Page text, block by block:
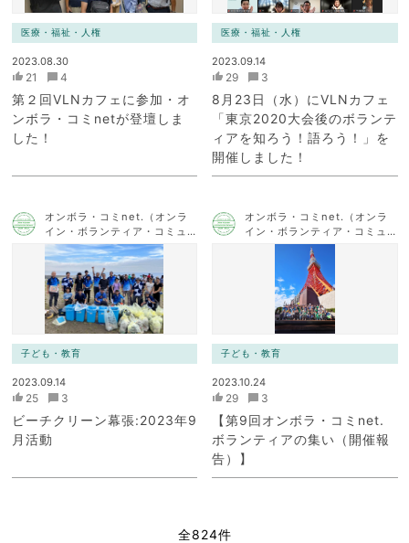
医療・福祉・人権
2023.08.30
21 4
第２回VLNカフェに参加・オ
ンボラ・コミnetが登壇しま
した！
医療・福祉・人権
2023.09.14
29 3
8月23日（水）にVLNカフェ
「東京2020大会後のボランテ
ィアを知ろう！語ろう！」を
開催しました！
オンボラ・コミnet.（オンラ
イン・ボランティア・コミュ
ニケーション・ネットワー
ク）
子ども・教育
2023.09.14
25 3
ビーチクリーン幕張:2023年9
月活動
オンボラ・コミnet.（オンラ
イン・ボランティア・コミュ
ニケーション・ネットワー
子ども・教育
2023.10.24
29 3
【第9回オンボラ・コミnet.
ボランティアの集い（開催報
告）】
全824件